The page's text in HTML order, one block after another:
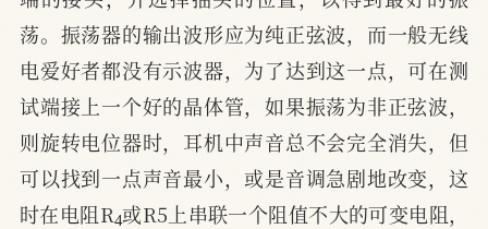
荡。振荡器的输出波形应为纯正弦波，而一般无线
电爱好者都没有示波器，为了达到这一点，可在测
试端接上一个好的晶体管，如果振荡为非正弦波，
则旋转电位器时，耳机中声音总不会完全消失，但
可以找到一点声音最小，或是音调急剧地改变，这
时在电阻R 4
或R5上串联一个阻值不大的可变电阻，